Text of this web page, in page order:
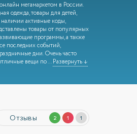
мегамаркетом в России.
одежда, товары для детей,
активные коды,
товары от популярных
программы, а также
последних событий,
дни. Очень часто
вещи по...Развернуть ↓
Отзывы 2 1 1